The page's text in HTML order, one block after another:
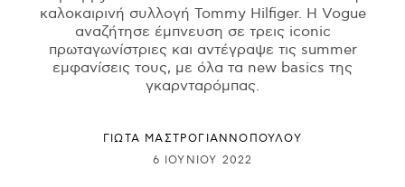
καλοκαιρινή συλλογή Tommy Hilfiger. H Vogue
αναζήτησε έμπνευση σε τρεις iconic
πρωταγωνίστριες και αντέγραψε τις summer
εμφανίσεις τους, με όλα τα new basics της
γκαρνταρόμπας.
ΓΙΩΤΑ ΜΑΣΤΡΟΓΙΑΝΝΟΠΟΥΛΟΥ
6 ΙΟΥΝΊΟΥ 2022